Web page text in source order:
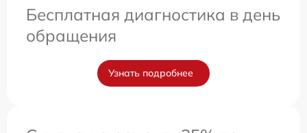
Бесплатная диагностика в день
обращения
Узнать подробнее